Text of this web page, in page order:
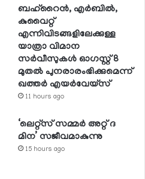
ബഹ്റൈന്‍, എര്‍ബില്‍,
കുവൈറ്റ്
എന്നിവിടങ്ങളിലേക്കുള്ള
യാത്രാ വിമാന
സര്‍വീസുകള്‍ ഓഗസ്റ്റ് 8
മുതല്‍ പുനരാരംഭിക്കുമെന്ന്
ഖത്തര്‍ എയര്‍വേയ്സ്
11 hours ago
‘ലെറ്റ്‌സ് സമ്മര്‍ അറ്റ് ദ
മിന’ സജീവമാകുന്നു
15 hours ago